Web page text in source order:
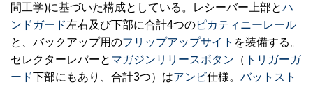
間工学)に基づいた構成としている。レシーバー上部とハ
ンドガード左右及び下部に合計4つのピカティニーレール
と、バックアップ用のフリップアップサイト を装備する。
セレクターレバーと マガジンリリースボタン （ トリガーガ
ード下部にもあり、合計3つ）はアンビ仕様。 バットスト